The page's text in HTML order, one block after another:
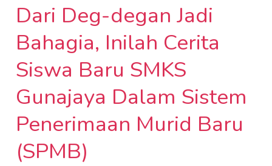
Dari Deg-degan Jadi
Bahagia, Inilah Cerita
Siswa Baru SMKS
Gunajaya Dalam Sistem
Penerimaan Murid Baru
(SPMB)
Sistem
Penerimaan
Murid
Baru